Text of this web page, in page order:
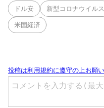
ドル安 新型コロナウイルス
米国経済